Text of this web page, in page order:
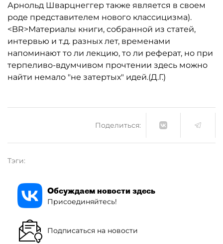
Арнольд Шварцнеггер также является в своем
роде представителем нового классицизма).
<BR>Материалы книги, собранной из статей,
интервью и т.д. разных лет, временами
напоминают то ли лекцию, то ли реферат, но при
терпеливо-вдумчивом прочтении здесь можно
найти немало "не затертых" идей.(Д.Г.)
Поделиться:
Тэги:
Обсуждаем новости здесь
Присоединяйтесь!
Подписаться на новости